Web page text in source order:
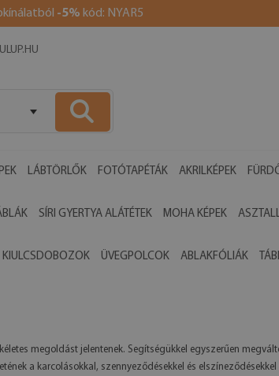
-5% kód: NYAR5
LÁBTÖRLŐK FOTÓTAPÉTÁK AKRILKÉPEK
SÍRI GYERTYA ALÁTÉTEK MOHA KÉPEK
KIULCSDOBOZOK ÜVEGPOLCOK ABLAKFÓLIÁK
megoldást jelentenek. Segítségükkel egyszerűen
a karcolásokkal, szennyeződésekkel és